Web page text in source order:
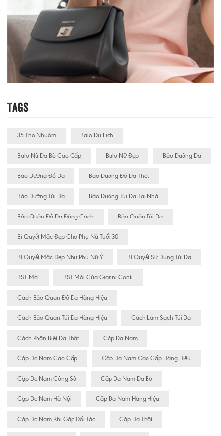
Tags
35 Thợ Nhuộm Balo Du Lịch
Balo Nữ Da Bò Cao Cấp Balo Nữ Đẹp Bảo Dưỡng Da
Bảo Dưỡng Đồ Da Bảo Dưỡng Đồ Da Thật
Bảo Dưỡng Túi Da Bảo Dưỡng Túi Da Tại Nhà
Bảo Quản Đồ Da Đúng Cách Bảo Quản Túi Da
Bí Quyết Mặc Đẹp Cho Phụ Nữ Tuổi 30
Bí Quyết Mặc Đẹp Như Phụ Nữ Ý Bí Quyết Sử Dụng Túi Da
BST Mới BST Mới Của Gianni Conti
Cách Bảo Quan Đồ Da Hàng Hiệu
Cách Bảo Quan Túi Da Hàng Hiệu Cách Làm Sạch Túi Da
Cách Phân Biệt Da Thật Cặp Da Nam
Cặp Da Nam Cao Cấp Cặp Da Nam Cao Cấp Hàng Hiệu
Cặp Da Nam Công Sở Cặp Da Nam Da Bò
Cặp Da Nam Hà Nội Cặp Da Nam Hàng Hiệu
Cặp Da Nam Khi Gặp Đối Tác Cặp Da Thật